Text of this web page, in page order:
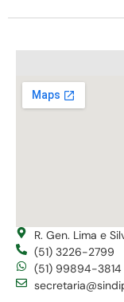
R. Gen. Lima e
(51) 3226-2799
(51) 99894-3814